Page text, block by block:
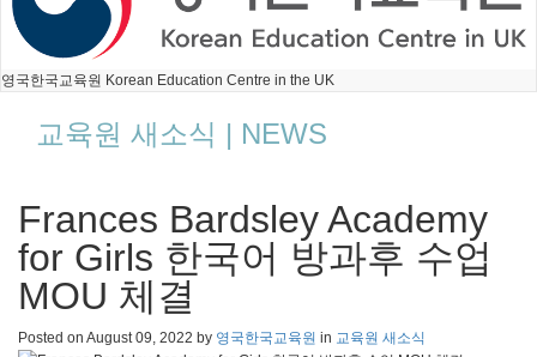
영국한국교육원 Korean Education Centre in the UK
교육원 새소식 | NEWS
Frances Bardsley Academy
for Girls 한국어 방과후 수업
MOU 체결
Posted on August 09, 2022 by 영국한국교육원 in 교육원 새소식